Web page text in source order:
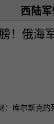
西陆
！俄海
：库尔斯克的